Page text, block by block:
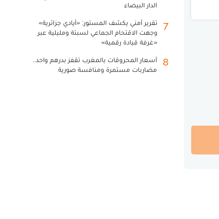
الدار البيضاء
7
تقرير أمني يكشف المستور: «أيادي جزائرية»
وجهت الاقتحام الجماعي لسبتة ومليلية عبر
«غرفة قيادة رقمية»
8
أسعار المحروقات بالمغرب تقفز بدرهم واحد..
مضاربات مستمرة ومنافسة صورية